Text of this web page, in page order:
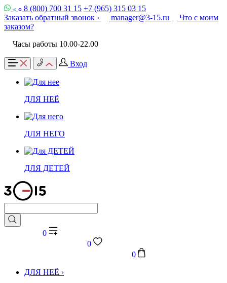
8 (800) 700 31 15 +7 (965) 315 03 15
Заказать обратный звонок ›
manager@3-15.ru
Что с моим
заказом?
Часы работы 10.00-22.00
Вход
ДЛЯ НЕЁ
ДЛЯ НЕГО
ДЛЯ ДЕТЕЙ
0
0
0
ДЛЯ НЕЁ ›